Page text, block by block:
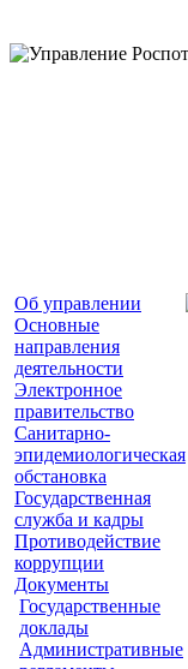
Об управлении
Основные
направления
деятельности
Электронное
правительство
Санитарно-
эпидемиологическая
обстановка
Государственная
служба и кадры
Противодействие
коррупции
Документы
Государственные
доклады
Административные